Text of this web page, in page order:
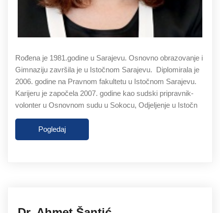
Rođena je 1981.godine u Sarajevu. Osnovno obrazovanje i
Gimnaziju završila je u Istočnom Sarajevu. Diplomirala je
2006. godine na Pravnom fakultetu u Istočnom Sarajevu.
Karijeru je započela 2007. godine kao sudski pripravnik-
volonter u Osnovnom sudu u Sokocu, Odjeljenje u Istočn
Pogledaj